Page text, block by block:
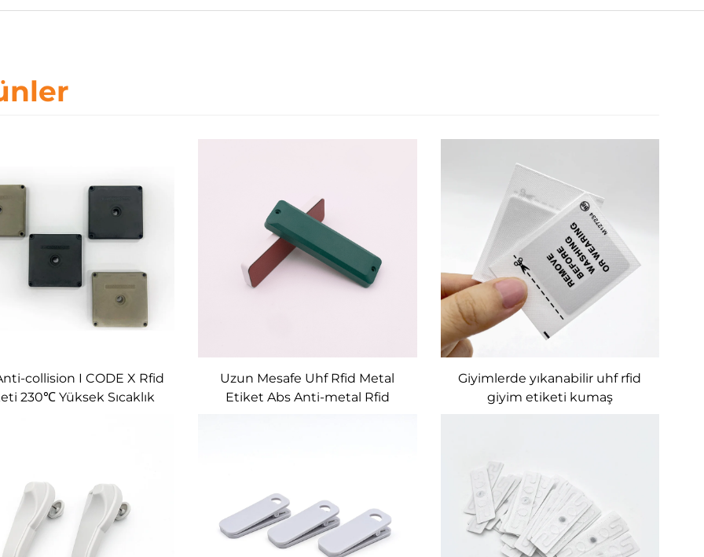
collision I CODE X Rfid
230℃ Yüksek Sıcaklık
Uzun Mesafe Uhf Rfid Metal
Etiket Abs Anti-metal Rfid
Giyimlerde yıkanabilir uhf rfid
giyim etiketi kumaş